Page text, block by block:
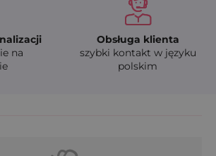
na
Obsługa klienta
szybki kontakt w języku
polskim